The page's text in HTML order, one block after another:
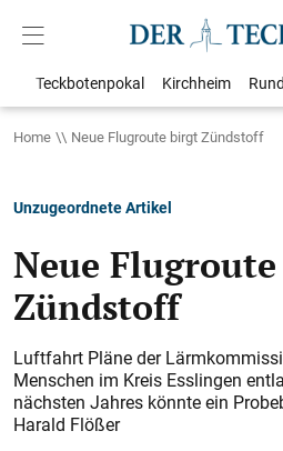
Teckbotenpokal Kirchheim
Home Neue Flugroute birgt Zündstoff
Unzugeordnete Artikel
Neue
Zündstoff
Luftfahrt Pläne der
Menschen im Kreis Esslingen
nächsten Jahres könnte ein
Harald Flößer